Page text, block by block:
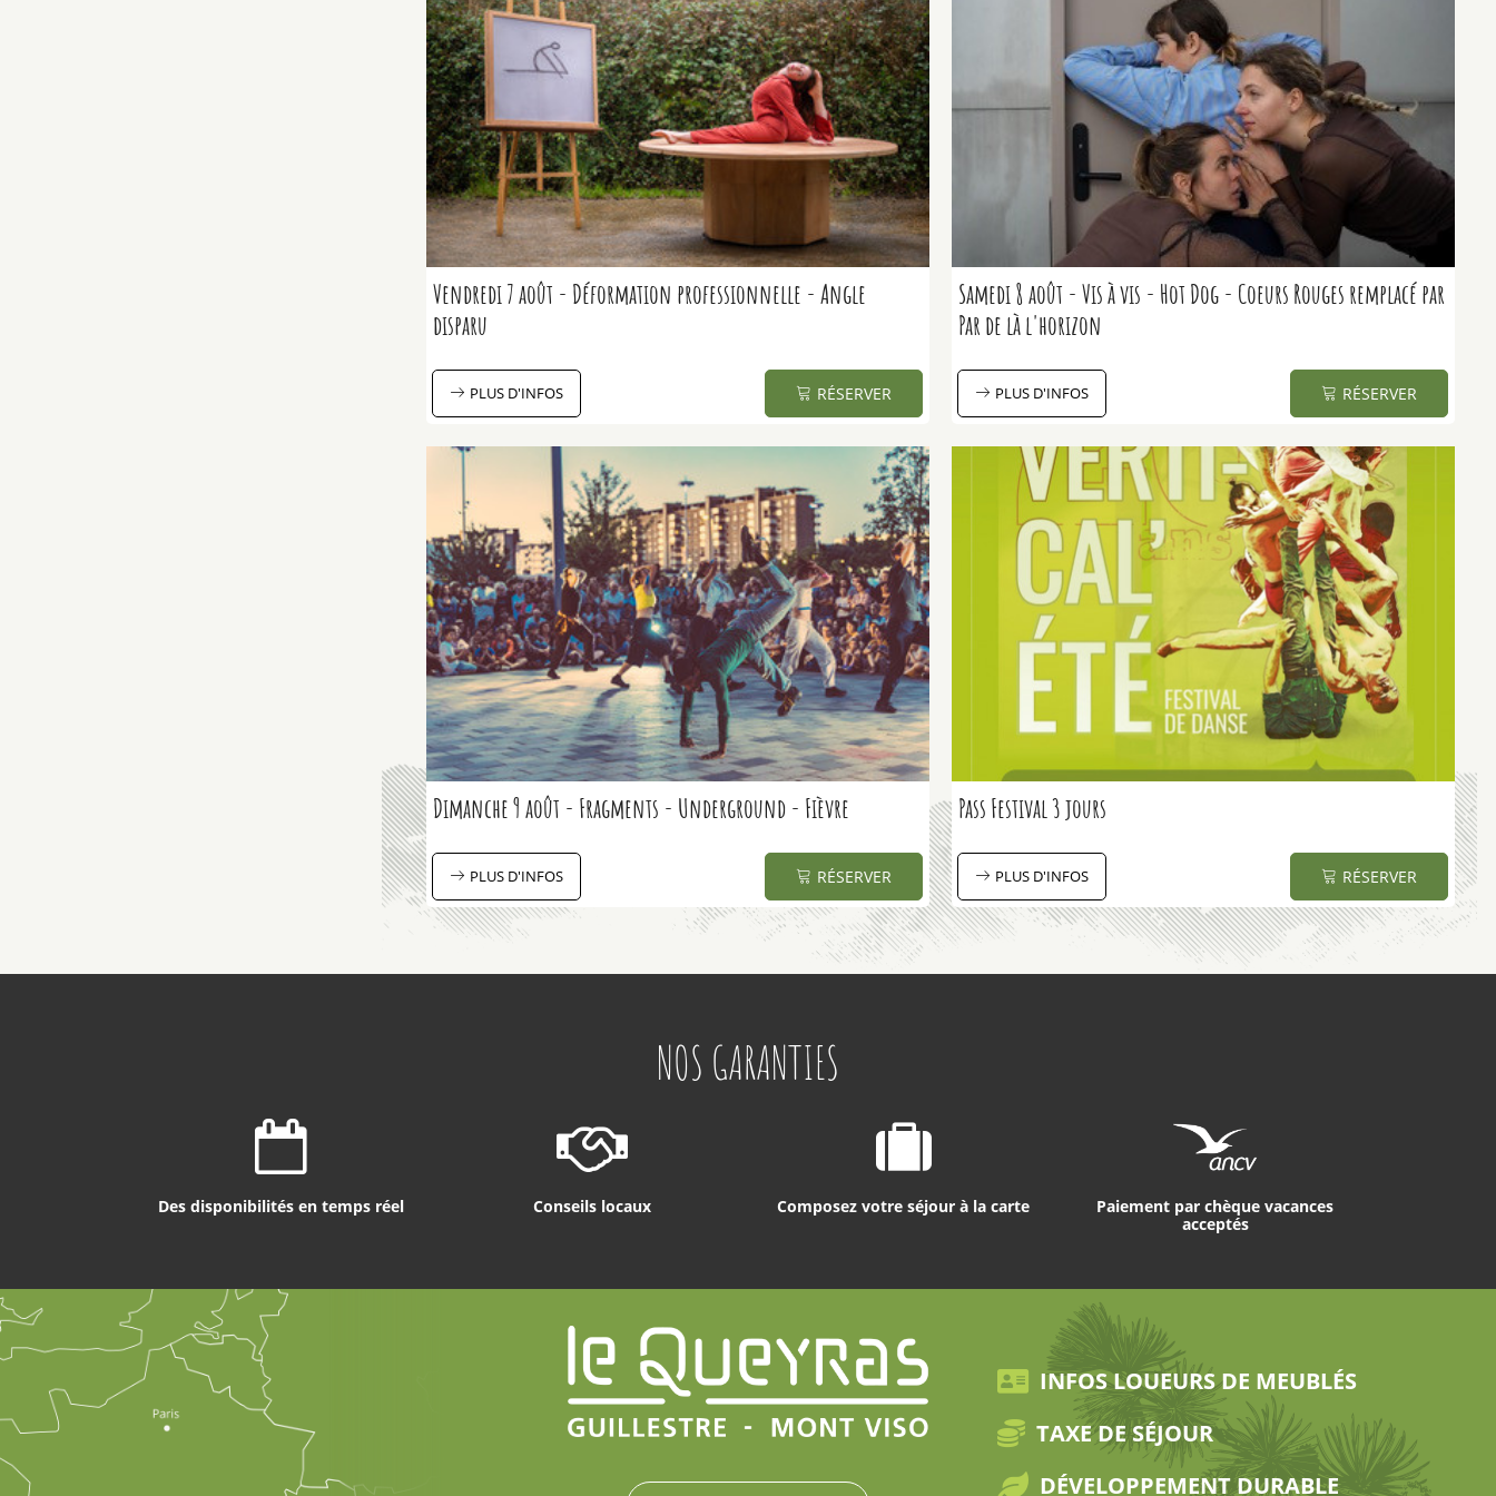
Vendredi 7 août - Déformation professionnelle - Angle
disparu
PLUS D'INFOS RÉSERVER
Samedi 8 août - Vis à vis - Hot Dog - Coeurs Rouges remplacé par
Par de là l'horizon
PLUS D'INFOS RÉSERVER
Dimanche 9 août - Fragments - Underground - Fièvre
PLUS D'INFOS RÉSERVER
Pass Festival 3 jours
PLUS D'INFOS RÉSERVER
NOS GARANTIES
Des disponibilités en temps réel Conseils locaux Composez votre séjour à la carte
Paiement par chèque vacances
acceptés
INFOS LOUEURS DE MEUBLÉS
TAXE DE SÉJOUR
DÉVELOPPEMENT DURABLE